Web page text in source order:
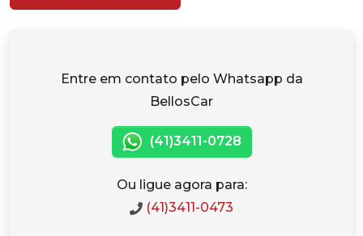
Entre em contato pelo Whatsapp da
BellosCar
(41)3411-0728
Ou ligue agora para:
(41)3411-0473